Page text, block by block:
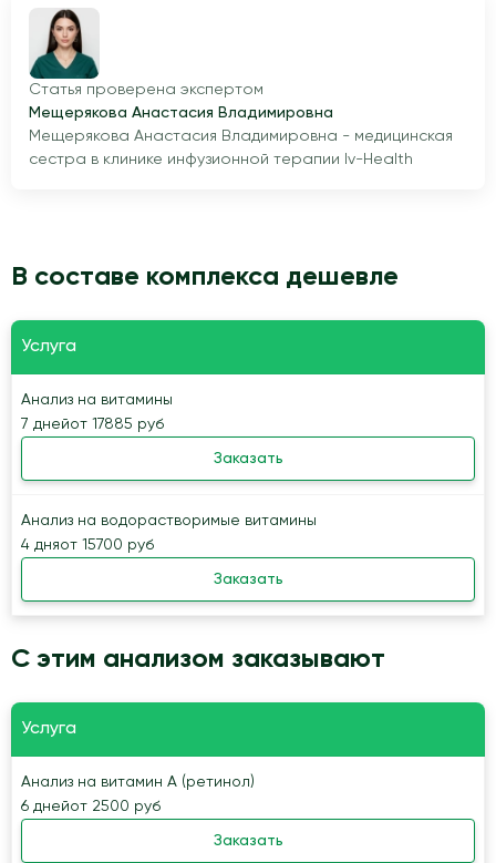
Статья проверена экспертом
Мещерякова Анастасия Владимировна
Мещерякова Анастасия Владимировна - медицинская
сестра в клинике инфузионной терапии Iv-Health
В составе комплекса дешевле
Услуга
Анализ на витамины
7 днейот 17885 руб
Заказать
Анализ на водорастворимые витамины
4 дняот 15700 руб
Заказать
С этим анализом заказывают
Услуга
Анализ на витамин А (ретинол)
6 днейот 2500 руб
Заказать